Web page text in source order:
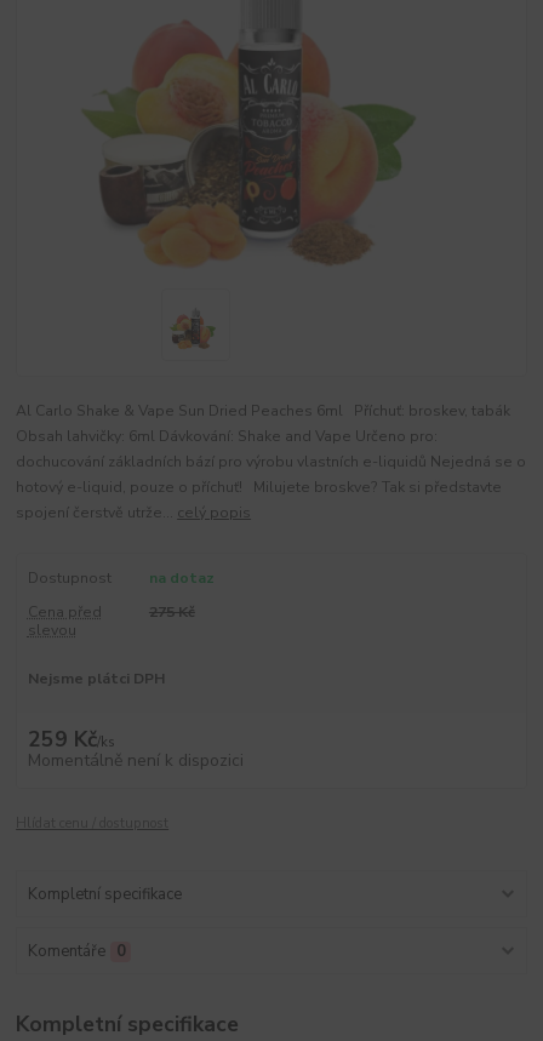
Al Carlo Shake & Vape Sun Dried Peaches 6ml Příchuť: broskev, tabák
Obsah lahvičky: 6ml Dávkování: Shake and Vape Určeno pro:
dochucování základních bází pro výrobu vlastních e-liquidů Nejedná se o
hotový e-liquid, pouze o příchuť! Milujete broskve? Tak si představte
spojení čerstvě utrže... celý popis
Dostupnost
na dotaz
Cena před
slevou
275 Kč
Nejsme plátci DPH
259 Kč/ks
Momentálně není k dispozici
Kompletní specifikace
Komentáře 0
Kompletní specifikace